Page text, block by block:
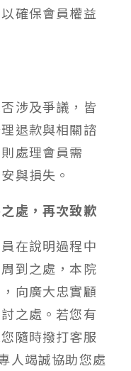
確保會員權益
涉及爭議，皆
退款與相關諮
處理會員需
與損失。
處，再次致歉
在說明過程中
到之處，本院
向廣大忠實顧
之處。若您有
隨時撥打客服
人竭誠協助您處